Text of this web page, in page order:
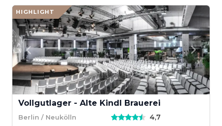
HIGHLIGHT
Vollgutlager - Alte Kindl Brauerei
Berlin / Neukölln 4,7